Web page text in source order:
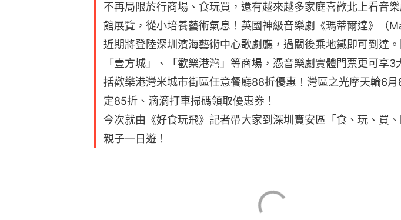
不再局限於行商場、食玩買，還有越來越多家庭喜歡北上看音
館展覽，從小培養藝術氣息！英國神級音樂劇《瑪蒂爾達》（
近期將登陸深圳濱海藝術中心歌劇廳，過關後乘地鐵即可到達
「壹方城」、「歡樂港灣」等商場，憑音樂劇實體門票更可享3
括歡樂港灣米城市街區任意餐廳88折優惠！灣區之光摩天輪6月
定85折、滴滴打車掃碼領取優惠券！
今次就由《好食玩飛》記者帶大家到深圳寶安區「食、玩、買、
親子一日遊！